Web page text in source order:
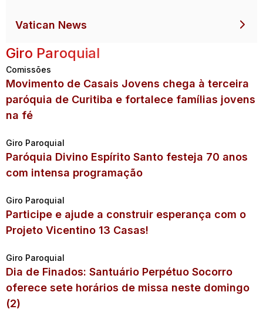
Vatican News
Giro Paroquial
Comissões
Movimento de Casais Jovens chega à terceira
paróquia de Curitiba e fortalece famílias jovens
na fé
Giro Paroquial
Paróquia Divino Espírito Santo festeja 70 anos
com intensa programação
Giro Paroquial
Participe e ajude a construir esperança com o
Projeto Vicentino 13 Casas!
Giro Paroquial
Dia de Finados: Santuário Perpétuo Socorro
oferece sete horários de missa neste domingo
(2)